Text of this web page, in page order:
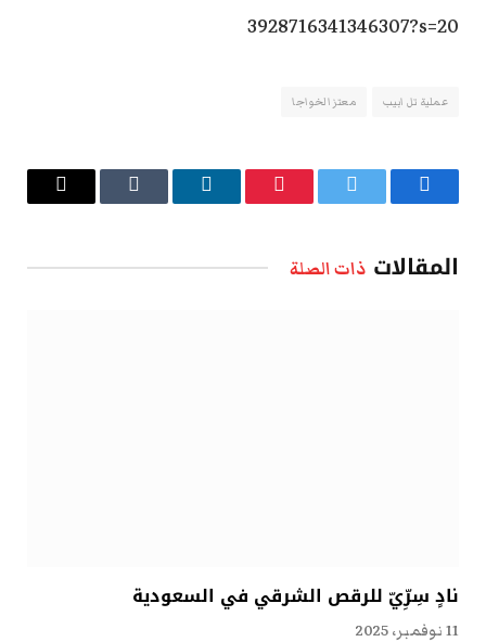
3928716341346307?s=20
عملية تل ابيب معتز الخواجا
فيسبوك تويتر بينتيريستلينكدإن Tumblr
البريد
المقالات ذات الصلة
نادٍ سِرِّيّ للرقص الشرقي في السعودية
11 نوفمبر، 2025